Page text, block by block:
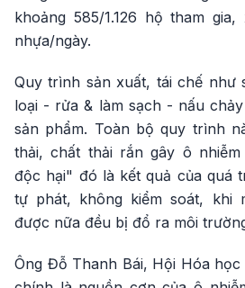
khoảng 585/1.126 hộ tham
nhựa/ngày.
Quy trình sản xuất, tái chế như
loại - rửa & làm sạch - nấu
sản phẩm. Toàn bộ quy trình
thải, chất thải rắn gây ô
độc hại" đó là kết quả của quá
tự phát, không kiểm soát, khi
được nữa đều bị đổ ra môi
Ông Đỗ Thanh Bái, Hội Hóa